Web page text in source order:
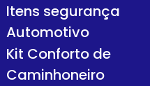
Itens segurança
Automotivo
Kit Conforto de
Caminhoneiro